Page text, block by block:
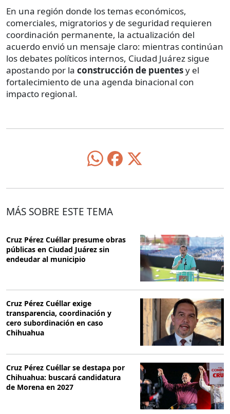
En una región donde los temas económicos,
comerciales, migratorios y de seguridad requieren
coordinación permanente, la actualización del
acuerdo envió un mensaje claro: mientras continúan
los debates políticos internos, Ciudad Juárez sigue
apostando por la construcción de puentesy el
fortalecimiento de una agenda binacional con
impacto regional.
MÁS SOBRE ESTE TEMA
Cruz Pérez Cuéllar presume obras
públicas en Ciudad Juárez sin
endeudar al municipio
Cruz Pérez Cuéllar exige
transparencia, coordinación y
cero subordinación en caso
Chihuahua
Cruz Pérez Cuéllar se destapa por
Chihuahua: buscará candidatura
de Morena en 2027